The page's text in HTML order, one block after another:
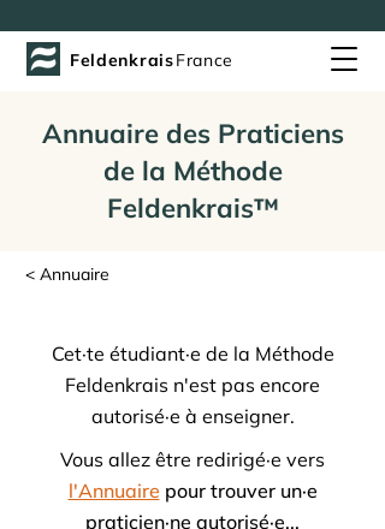
FeldenkraisFrance
Annuaire des Praticiens
de la Méthode
Feldenkrais™
< Annuaire
Cet·te étudiant·e de la Méthode
Feldenkrais n'est pas encore
autorisé·e à enseigner.
Vous allez être redirigé·e vers
l'Annuaire pour trouver un·e
praticien·ne autorisé·e...